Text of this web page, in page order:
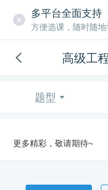
多平台全面支持
方便选课，随时随地
高级工
题型
更多精彩，敬请期待~